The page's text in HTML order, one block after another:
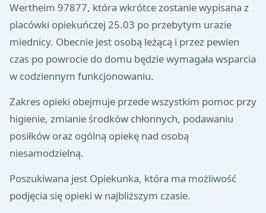
Wertheim 97877, która wkrótce zostanie wypisana z
placówki opiekuńczej 25.03 po przebytym urazie
miednicy. Obecnie jest osobą leżącą i przez pewien
czas po powrocie do domu będzie wymagała wsparcia
w codziennym funkcjonowaniu.
Zakres opieki obejmuje przede wszystkim pomoc przy
higienie, zmianie środków chłonnych, podawaniu
posiłków oraz ogólną opiekę nad osobą
niesamodzielną.
Poszukiwana jest Opiekunka, która ma możliwość
podjęcia się opieki w najbliższym czasie.